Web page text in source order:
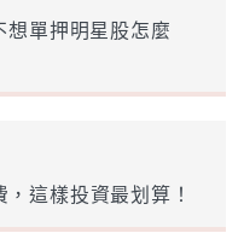
單押明星股怎麼
這樣投資最划算！